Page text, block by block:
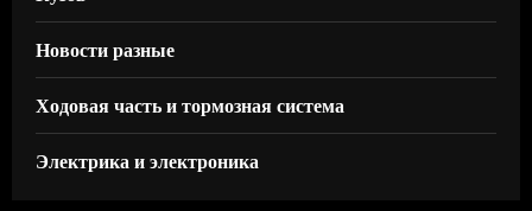
Новости разные
Ходовая часть и тормозная система
Электрика и электроника